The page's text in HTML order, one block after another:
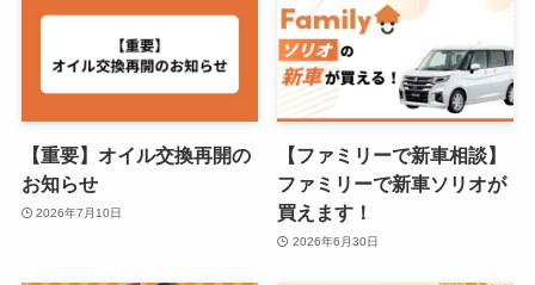
【重要】オイル交換再開の
お知らせ
2026年7月10日
【ファミリーで新車相談】
ファミリーで新車ソリオが
買えます！
2026年6月30日